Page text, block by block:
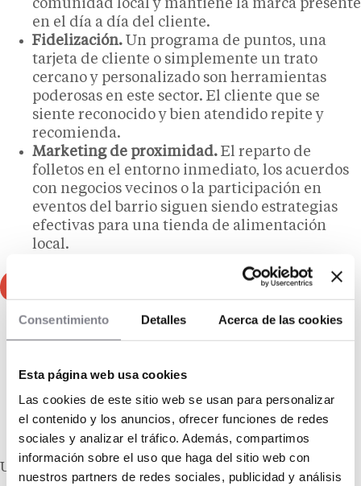
Consentimiento Detalles Acerca de las cookies
Esta página web usa cookies
Las cookies de este sitio web se usan para personalizar
el contenido y los anuncios, ofrecer funciones de redes
sociales y analizar el tráfico. Además, compartimos
información sobre el uso que haga del sitio web con
nuestros partners de redes sociales, publicidad y análisis
comunidad local y mantiene la marca presente
en el día a día del cliente.
Fidelización. Un programa de puntos, una
tarjeta de cliente o simplemente un trato
cercano y personalizado son herramientas
poderosas en este sector. El cliente que se
siente reconocido y bien atendido repite y
recomienda.
Marketing de proximidad. El reparto de
folletos en el entorno inmediato, los acuerdos
con negocios vecinos o la participación en
eventos del barrio siguen siendo estrategias
efectivas para una tienda de alimentación
local.
tanto en bollería como en panadería o
alimentación en general. Esto genera una
cultura de la innovación que se traduce en
resultados.
UNa frase DE